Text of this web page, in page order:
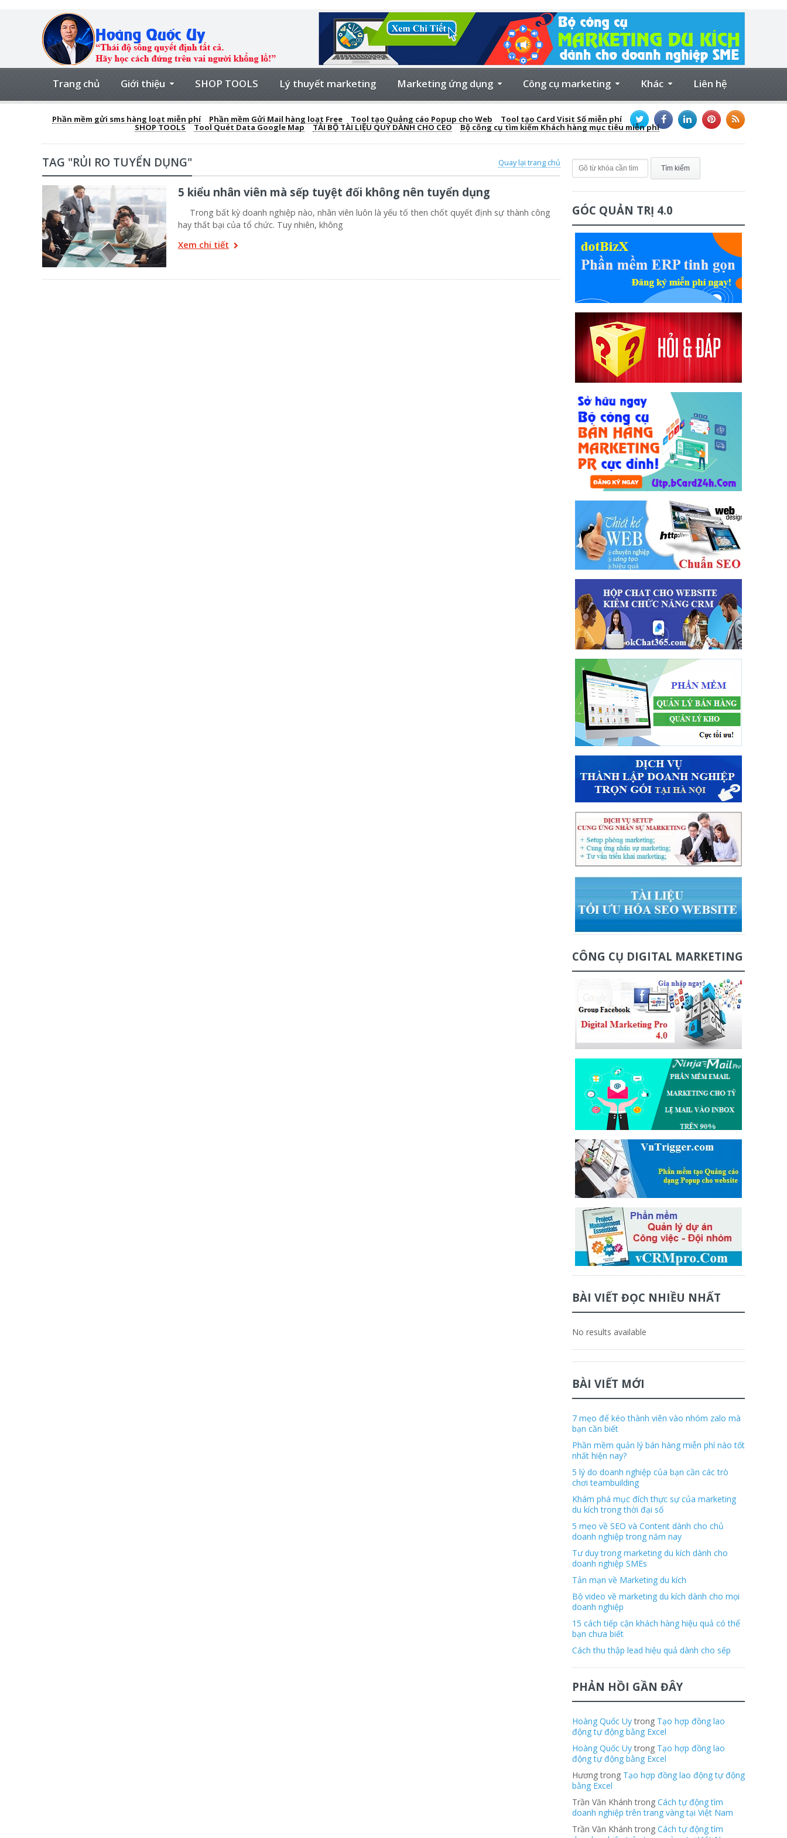
Trang chủ Giới thiệu SHOP TOOLS Lý thuyết marketing Marketing ứng dụng Công cụ marketing Khác Liên hệ
Phần mềm gửi sms hàng loạt miễn phí Phần mềm Gửi Mail hàng loạt Free Tool tạo Quảng cáo Popup cho Web Tool tạo Card Visit Số miễn phí
SHOP TOOLS Tool Quét Data Google Map TẢI BỘ TÀI LIỆU QUÝ DÀNH CHO CEO Bộ công cụ tìm kiếm Khách hàng mục tiêu miễn phí
Quay lại trang chủ
TAG "RỦI RO TUYỂN DỤNG"
5 kiểu nhân viên mà sếp tuyệt đối không nên tuyển dụng
Trong bất kỳ doanh nghiệp nào, nhân viên luôn là yếu tố then chốt quyết định sự thành công
hay thất bại của tổ chức. Tuy nhiên, không
Xem chi tiết
GÓC QUẢN TRỊ 4.0
CÔNG CỤ DIGITAL MARKETING
BÀI VIẾT ĐỌC NHIỀU NHẤT
No results available
BÀI VIẾT MỚI
7 mẹo để kéo thành viên vào nhóm zalo mà
bạn cần biết
Phần mềm quản lý bán hàng miễn phí nào tốt
nhất hiện nay?
5 lý do doanh nghiệp của bạn cần các trò
chơi teambuilding
Khám phá mục đích thực sự của marketing
du kích trong thời đại số
5 mẹo về SEO và Content dành cho chủ
doanh nghiệp trong năm nay
Tư duy trong marketing du kích dành cho
doanh nghiệp SMEs
Tản mạn về Marketing du kích
Bộ video về marketing du kích dành cho mọi
doanh nghiệp
15 cách tiếp cận khách hàng hiệu quả có thể
bạn chưa biết
Cách thu thập lead hiệu quả dành cho sếp
PHẢN HỒI GẦN ĐÂY
Hoàng Quốc Uytrong Tạo hợp đồng lao
động tự động bằng Excel
Hoàng Quốc Uytrong Tạo hợp đồng lao
động tự động bằng Excel
Hương trong Tạo hợp đồng lao động tự động
bằng Excel
Trần Văn Khánh trong Cách tự động tìm
doanh nghiệp trên trang vàng tại Việt Nam
Trần Văn Khánh trong Cách tự động tìm